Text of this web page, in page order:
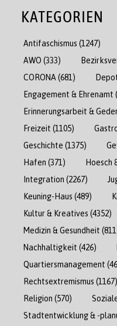
KATEGORIEN
Antifaschismus (1247)
AWO (333)
CORONA (681)
Engagement & Ehrenamt
Erinnerungsarbeit &
Freizeit (1105)
Geschichte (1375)
Hafen (371) Hoesch
Integration (2267)
Keuning-Haus (489)
Kultur & Kreatives (4352)
Medizin & Gesundheit
Nachhaltigkeit (426)
Quartiersmanagement
Rechtsextremismus (1167)
Religion (570)
Stadtentwicklung & -